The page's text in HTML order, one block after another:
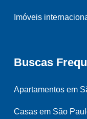
Imóveis
Buscas
Apartamentos em
Casas em São